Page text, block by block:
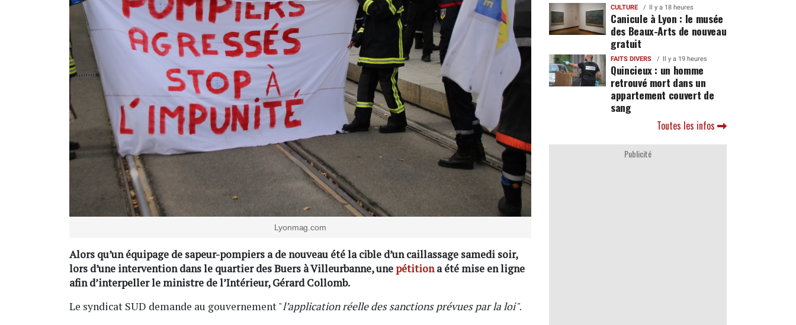
Lyonmag.com
Alors qu’un équipage de sapeur-pompiers a de nouveau été la cible d’un caillassage samedi soir,
lors d’une intervention dans le quartier des Buers à Villeurbanne, unepétitiona été mise en ligne
afin d’interpeller le ministre de l’Intérieur, Gérard Collomb.
Le syndicat SUD demande au gouvernement "l’application réelle des sanctions prévues par la loi".
CULTURE Il y a 18 heures
Canicule à Lyon : le musée
des Beaux-Arts de nouveau
gratuit
FAITS DIVERS Il y a 19 heures
Quincieux : un homme
retrouvé mort dans un
appartement couvert de
sang
Toutes les infos
Publicité